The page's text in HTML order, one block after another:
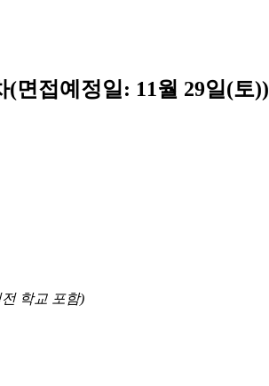
면접예정일: 11월 29일(토))
학교 포함)